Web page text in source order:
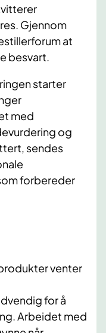
Gjennom
at
besvart.
starter
med
og
sendes
forbereder
venter
for å
Arbeidet med